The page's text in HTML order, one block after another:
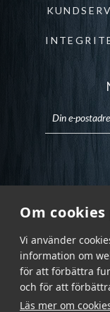
Om
Vi använder
information om
för att förbättra
och för att
Läs mer om